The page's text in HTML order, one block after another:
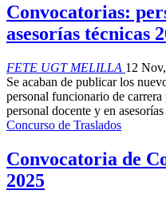
Convocatorias:
asesorías técnicas
FETE UGT MELILLA 12
Se acaban de publicar los
personal funcionario de
personal docente y en
Concurso de Traslados
Convocatoria de
2025